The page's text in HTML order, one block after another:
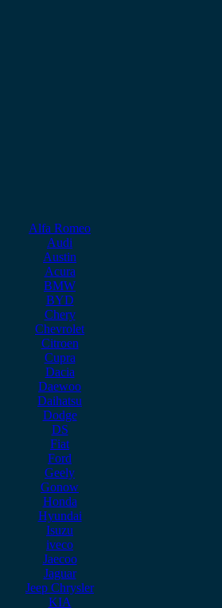
Alfa Romeo
Audi
Austin
Acura
BMW
BYD
Chery
Chevrolet
Citroen
Cupra
Dacia
Daewoo
Daihatsu
Dodge
DS
Fiat
Ford
Geely
Gonow
Honda
Hyundai
Isuzu
iveco
Jaecoo
Jaguar
Jeep Chrysler
KIA